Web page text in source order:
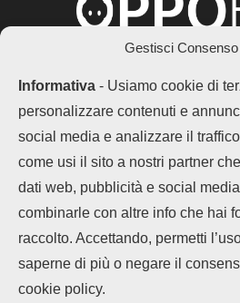
Gestisci
Informativa - Usiamo cookie di
personalizzare contenuti e
social media e analizzare il
come usi il sito a nostri partner
dati web, pubblicità e social
combinarle con altre info che hai
raccolto. Accettando, permetti
saperne di più o negare il
cookie policy.
Cookie
Copyright © 2025 OPPOHub. Tutti i diritti
daTech4D di Michele Ingelido-
aggiornato senza alcuna periodicità. Non
partecipa al Programma Affiliazione
ai siti una commissione pubblicitaria in
Amazon.it. In veste di affiliato OPPOHub
idonei.
OPPO Find X9 Ultra